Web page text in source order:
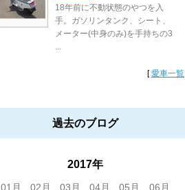
18年前に不動状態のやつを入
手。ガソリンタンク、シート、
メーター(中身のみ)を手持ちの3
...
[愛車一覧
過去のブログ
2017年
01月 02月 03月 04月 05月
06月